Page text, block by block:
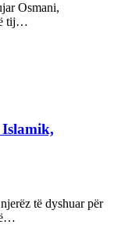
Osmani,
tij…
Islamik,
të dyshuar për